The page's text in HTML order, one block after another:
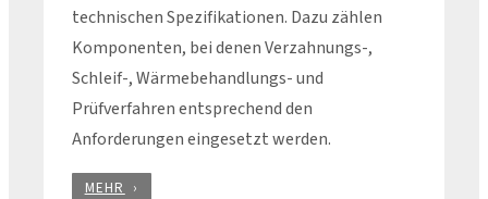
technischen Spezifikationen. Dazu zählen
Komponenten, bei denen Verzahnungs-,
Schleif-, Wärmebehandlungs- und
Prüfverfahren entsprechend den
Anforderungen eingesetzt werden.
MEHR